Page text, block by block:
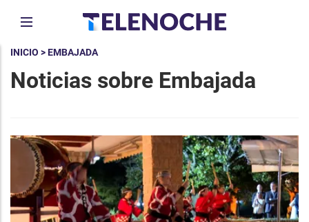
INICIO > EMBAJADA
Noticias sobre Embajada